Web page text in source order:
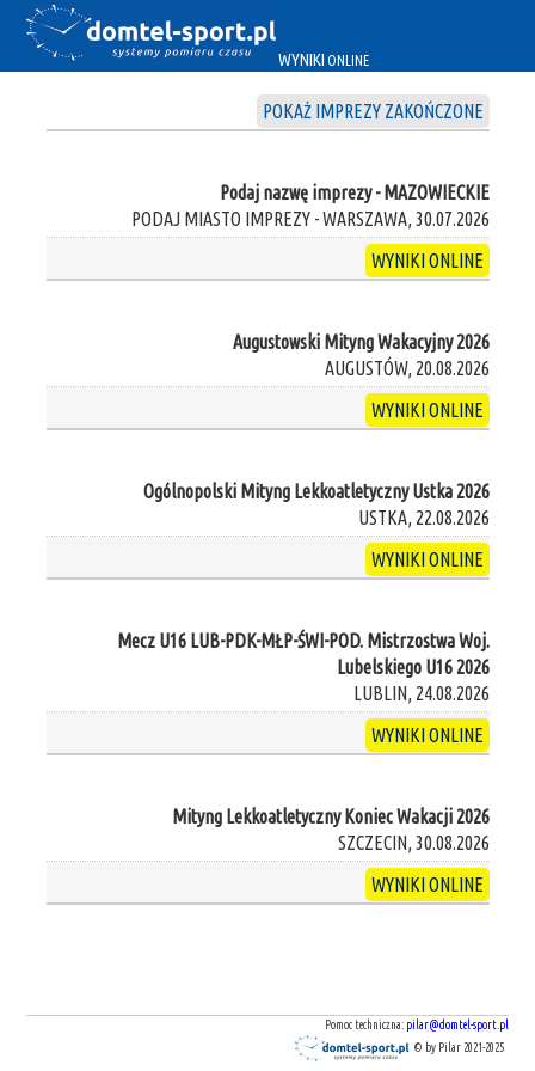
WYNIKI ONLINE
POKAŻ IMPREZY ZAKOŃCZONE
Podaj nazwę imprezy - MAZOWIECKIE
PODAJ MIASTO IMPREZY - WARSZAWA, 30.07.2026
WYNIKI ONLINE
Augustowski Mityng Wakacyjny 2026
AUGUSTÓW, 20.08.2026
WYNIKI ONLINE
Ogólnopolski Mityng Lekkoatletyczny Ustka 2026
USTKA, 22.08.2026
WYNIKI ONLINE
Mecz U16 LUB-PDK-MŁP-ŚWI-POD. Mistrzostwa Woj.
Lubelskiego U16 2026
LUBLIN, 24.08.2026
WYNIKI ONLINE
Mityng Lekkoatletyczny Koniec Wakacji 2026
SZCZECIN, 30.08.2026
WYNIKI ONLINE
Pomoc techniczna: pilar@domtel-sport.pl
© by Pilar 2021-2025